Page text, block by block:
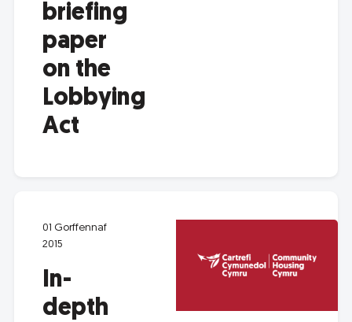
briefing
paper
on the
Lobbying
Act
01 Gorffennaf
2015
In-
depth